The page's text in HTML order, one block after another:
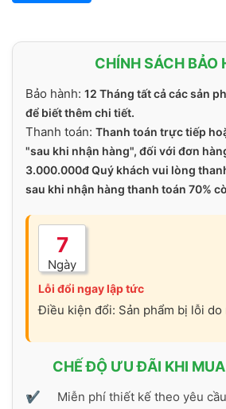
CHÍNH SÁCH BẢO
Bảo hành: 12 Tháng tất cả các sản
để biết thêm chi tiết.
Thanh toán: Thanh toán trực tiếp
"sau khi nhận hàng", đối với đơn
3.000.000đ Quý khách vui lòng
sau khi nhận hàng thanh toán 70%
7
Ngày
Lỗi đổi ngay lập tức
Điều kiện đổi: Sản phẩm bị lỗi do
CHẾ ĐỘ ƯU ĐÃI KHI
Miễn phí thiết kế theo yêu